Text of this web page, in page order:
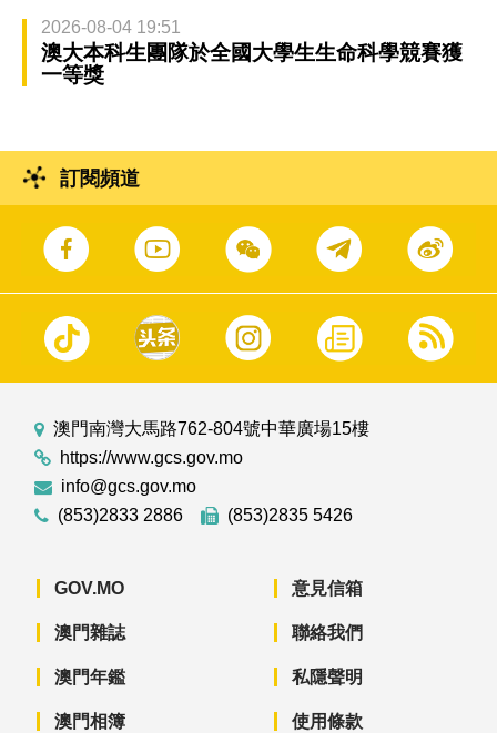
2026-08-04 19:51
澳大本科生團隊於全國大學生生命科學競賽獲
一等獎
訂閱頻道
澳門南灣大馬路762-804號中華廣場15樓
https://www.gcs.gov.mo
info@gcs.gov.mo
(853)2833 2886
(853)2835 5426
GOV.MO
澳門雜誌
澳門年鑑
澳門相簿
意見信箱
聯絡我們
私隱聲明
使用條款